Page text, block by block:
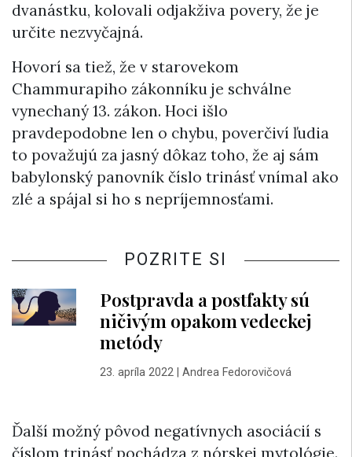
dvanástku, kolovali odjakživa povery, že je
určite nezvyčajná.
Hovorí sa tiež, že v starovekom
Chammurapiho zákonníku je schválne
vynechaný 13. zákon. Hoci išlo
pravdepodobne len o chybu, poverčiví ľudia
to považujú za jasný dôkaz toho, že aj sám
babylonský panovník číslo trinásť vnímal ako
zlé a spájal si ho s nepríjemnosťami.
POZRITE SI
Postpravda a postfakty sú
ničivým opakom vedeckej
metódy
23. apríla 2022| Andrea Fedorovičová
Ďalší možný pôvod negatívnych asociácií s
číslom trinásť pochádza z nórskej mytológie.